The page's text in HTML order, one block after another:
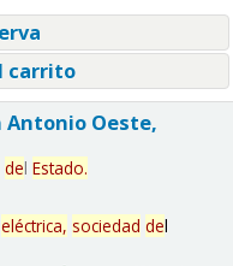
carrito
Oeste,
del Estado.
eléctrica, sociedad del